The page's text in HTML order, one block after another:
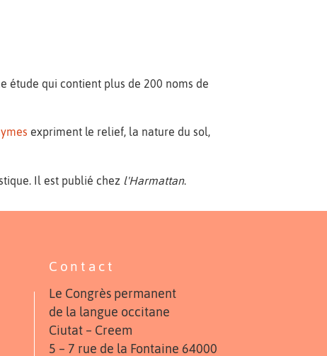
étude qui contient plus de 200 noms de
expriment le relief, la nature du sol,
Il est publié chez l'Harmattan.
Contact
Le Congrès permanent
de la langue occitane
Ciutat – Creem
5 – 7 rue de la Fontaine 64000